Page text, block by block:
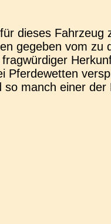
dieses
gege­ben vom
manch einer